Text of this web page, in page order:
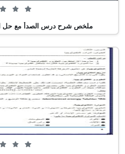
ملخص شرح درس الصدأ مع حل